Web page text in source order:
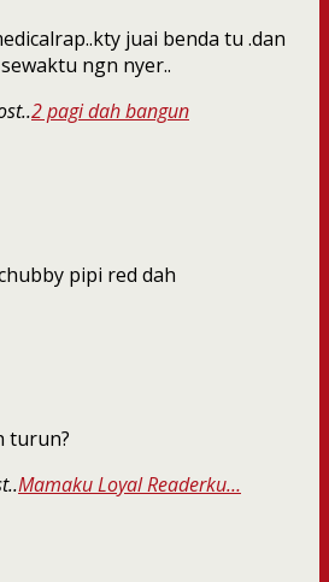
juai benda tu .dan
ngn nyer..
2 pagi dah bangun
pipi red dah
turun?
Mamaku Loyal Readerku…